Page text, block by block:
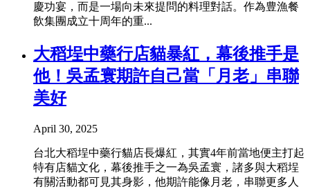
慶功宴，而是一場向未來提問的料理對話。作為豊漁餐
飲集團成立十周年的重...
大稻埕中藥行店貓暴紅，幕後推手是
他！吳孟寰期許自己當「月老」串聯
美好
April 30, 2025
台北大稻埕中藥行貓店長爆紅，其實4年前當地便主打起
特有店貓文化，幕後推手之一為吳孟寰，諸多與大稻埕
有關活動都可見其身影，他期許能像月老，串聯更多人